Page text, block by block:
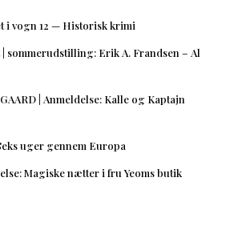
i vogn 12 — Historisk krimi
| sommerudstilling: Erik A. Frandsen – Al
| Anmeldelse: Kalle og Kaptajn
uger gennem Europa
Magiske nætter i fru Yeoms butik